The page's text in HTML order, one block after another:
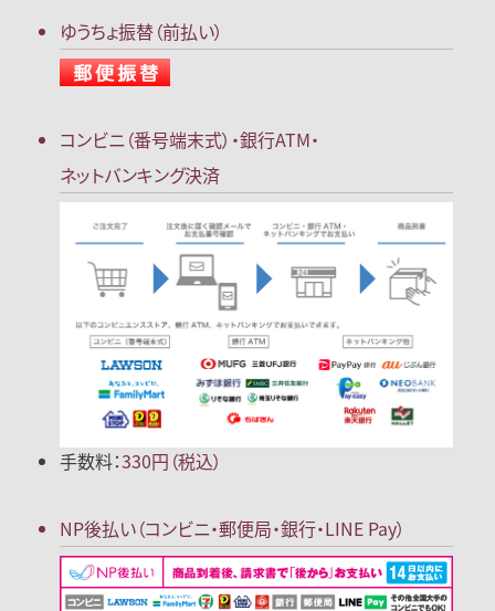
ゆうちょ振替（前払い）
コンビニ（番号端末式）・銀行ATM・
ネットバンキング決済
手数料：330円（税込）
NP後払い（コンビニ・郵便局・銀行・LINE Pay）